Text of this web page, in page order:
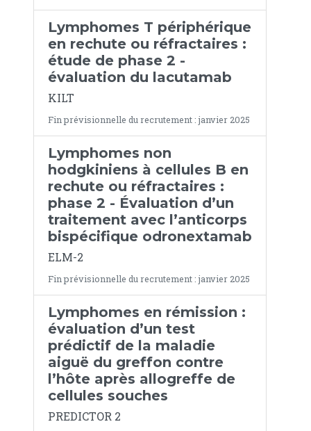
Lymphomes T périphérique
en rechute ou réfractaires :
étude de phase 2 -
évaluation du lacutamab
KILT
Fin prévisionnelle du recrutement : janvier 2025
Lymphomes non
hodgkiniens à cellules B en
rechute ou réfractaires :
phase 2 - Évaluation d’un
traitement avec l’anticorps
bispécifique odronextamab
ELM-2
Fin prévisionnelle du recrutement : janvier 2025
Lymphomes en rémission :
évaluation d’un test
prédictif de la maladie
aiguë du greffon contre
l’hôte après allogreffe de
cellules souches
PREDICTOR 2